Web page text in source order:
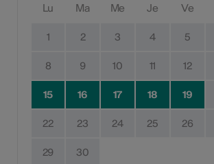
Lu Ma Me Je Ve
1 2 3 4 5
8 9 10 11 12
15 16 17 18 19
22 23 24 25 26
29 30